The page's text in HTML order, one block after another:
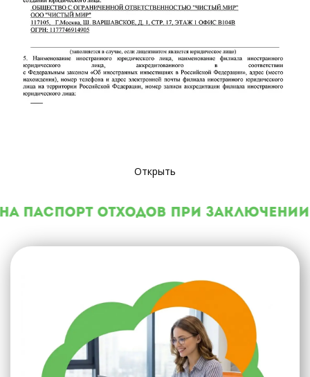
Открыть
паспорт отходов при заключении